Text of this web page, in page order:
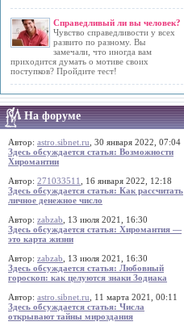
Справедливый ли вы человек?
Чувство справедливости у всех
развито по разному. Вы
замечали, что иногда вам
приходится думать о мотиве своих
поступков? Пройдите тест!
На форуме
Автор: astro.sibnet.ru , 30 января 2022, 07:04
Здесь обсуждается статья: Возможности
Хиромантии
Автор: 271033511
, 16 января 2022, 12:18
Здесь обсуждается статья: Как рассчитать
личное денежное число
Автор: zabzab , 13 июля 2021, 16:30
Здесь обсуждается статья: Хиромантия —
это карта жизни
Автор: zabzab , 13 июля 2021, 16:30
Здесь обсуждается статья: Любовный
гороскоп: как целуются знаки Зодиака
Автор: astro.sibnet.ru , 11 марта 2021, 00:11
Здесь обсуждается статья: Числа
открывают тайны мироздания